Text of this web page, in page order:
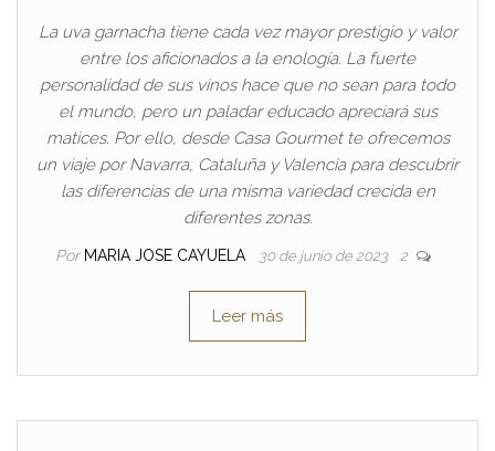
La uva garnacha tiene cada vez mayor prestigio y valor
entre los aficionados a la enología. La fuerte
personalidad de sus vinos hace que no sean para todo
el mundo, pero un paladar educado apreciará sus
matices. Por ello, desde Casa Gourmet te ofrecemos
un viaje por Navarra, Cataluña y Valencia para descubrir
las diferencias de una misma variedad crecida en
diferentes zonas.
Por MARIA JOSE CAYUELA 30 de junio de 2023 2
Leer más